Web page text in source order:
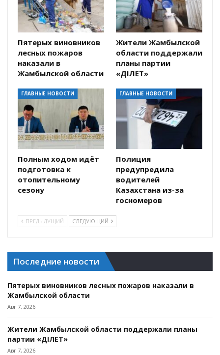
Пятерых виновников
лесных пожаров
наказали в
Жамбылской области
Жители Жамбылской
области поддержали
планы партии
«ӘДІЛЕТ»
ГЛАВНЫЕ НОВОСТИ
Полным ходом идёт
подготовка к
отопительному
сезону
ГЛАВНЫЕ НОВОСТИ
Полиция
предупредила
водителей
Казахстана из-за
госномеров
ПРЕДЫДУЩИЙ СЛЕДУЮЩИЙ
Последние новости
Пятерых виновников лесных пожаров наказали в
Жамбылской области
Авг 7, 2026
Жители Жамбылской области поддержали планы
партии «ӘДІЛЕТ»
Авг 7, 2026